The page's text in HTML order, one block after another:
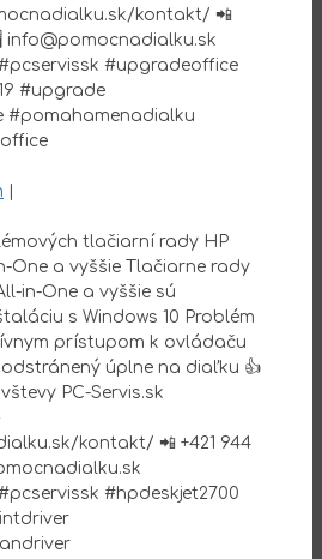
kontakt/ 📲
info@pomocnadialku.sk
#upgradeoffice
#upgrade
#pomahamenadialku
|